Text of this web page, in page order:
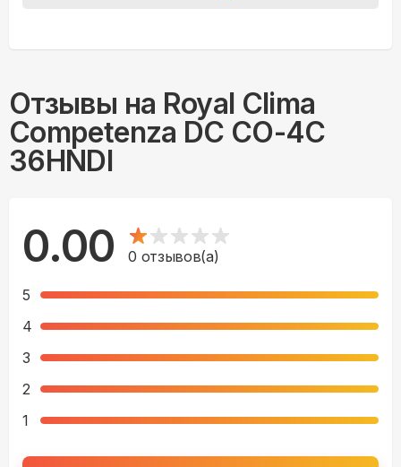
Отзывы на Royal Clima
Competenza DC CO-4C
36HNDI
0.00 0 отзывов(а)
5
4
3
2
1